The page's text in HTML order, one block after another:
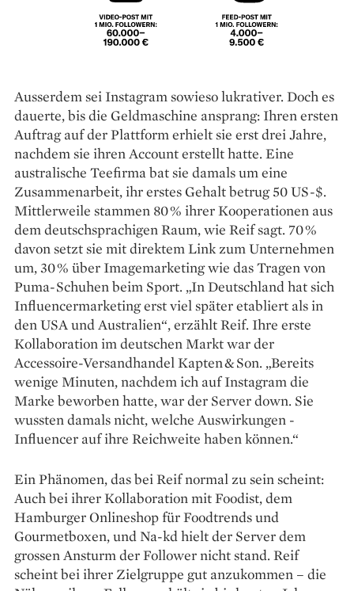
Ausserdem sei Instagram sowieso ­lukrativer. Doch es
dauerte, bis die Geldmaschine ansprang: Ihren ersten
Auftrag auf der Plattform erhielt sie erst drei Jahre,
nachdem sie ihren ­Account erstellt hatte. Eine
australische Teefirma bat sie damals um eine
Zusammenarbeit, ihr erstes Gehalt betrug 50 US-$.
Mittlerweile stammen 80 % ihrer Kooperationen aus
dem ­deutschsprachigen Raum, wie Reif sagt. 70 %
davon setzt sie mit ­direktem Link zum Unternehmen
um, 30 % über Imagemarketing wie das Tragen von
Puma-Schuhen beim Sport. „In Deutschland hat sich
Influencermarketing erst viel später etabliert als in
den USA und Australien“, erzählt Reif. Ihre ­erste
Kollaboration im deutschen Markt war der
Accessoire-Versandhandel Kapten & Son. „Bereits
wenige Minuten, nachdem ich auf Instagram die
Marke beworben hatte, war der Server down. Sie
wussten damals nicht, welche Auswirkungen ­
Influencer auf ihre Reichweite haben können.“
Ein Phänomen, das bei Reif normal zu sein scheint:
Auch bei ihrer Kollaboration mit Foodist, dem
Hamburger Onlineshop für Foodtrends und
Gourmetboxen, und Na-kd hielt der Server dem
grossen Ansturm der Follower nicht stand. Reif
scheint bei ihrer Zielgruppe gut anzukommen – die